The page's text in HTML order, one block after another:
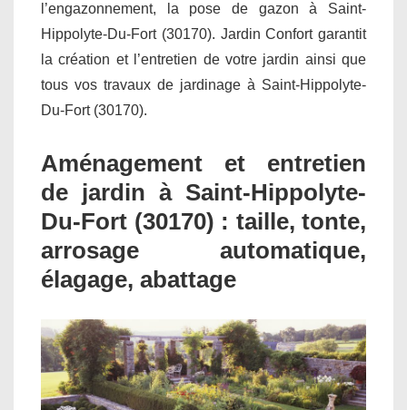
l’engazonnement, la pose de gazon à Saint-
Hippolyte-Du-Fort (30170). Jardin Confort garantit
la création et l’entretien de votre jardin ainsi que
tous vos travaux de jardinage à Saint-Hippolyte-
Du-Fort (30170).
Aménagement et entretien
de jardin à Saint-Hippolyte-
Du-Fort (30170) : taille, tonte,
arrosage automatique,
élagage, abattage